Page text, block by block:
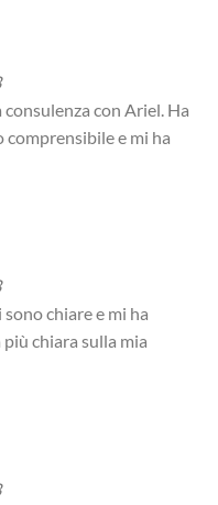
con Ariel. Ha
e mi ha
chiare e mi ha
chiara sulla mia